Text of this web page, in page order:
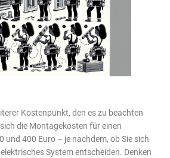
Kostenpunkt, den es zu beachten
die Montagekosten für einen
und 400 Euro – je nachdem, ob Sie sich
System entscheiden. Denken